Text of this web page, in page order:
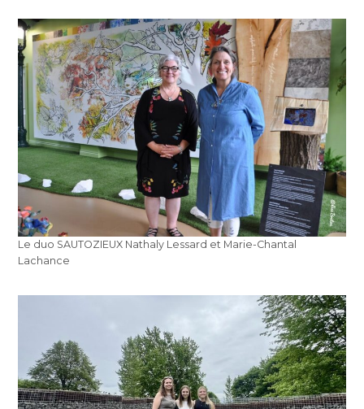
Le duo SAUTOZIEUX Nathaly Lessard et Marie-Chantal
Lachance